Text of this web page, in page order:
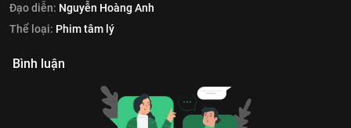
Đạo diễn: Nguyễn Hoàng Anh
Thể loại: Phim tâm lý
Bình luận